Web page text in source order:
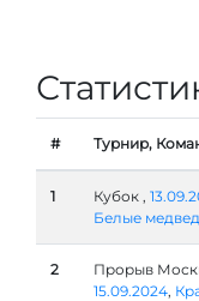
# Турнир,
1 Кубок ,
Белые
2 Прорыв
15.09.2024,